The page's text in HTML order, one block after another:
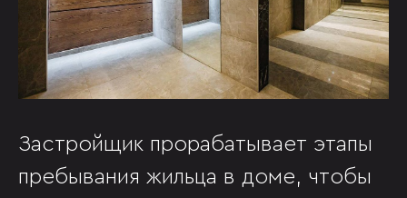
Застройщик прорабатывает этапы
пребывания жильца в доме, чтобы